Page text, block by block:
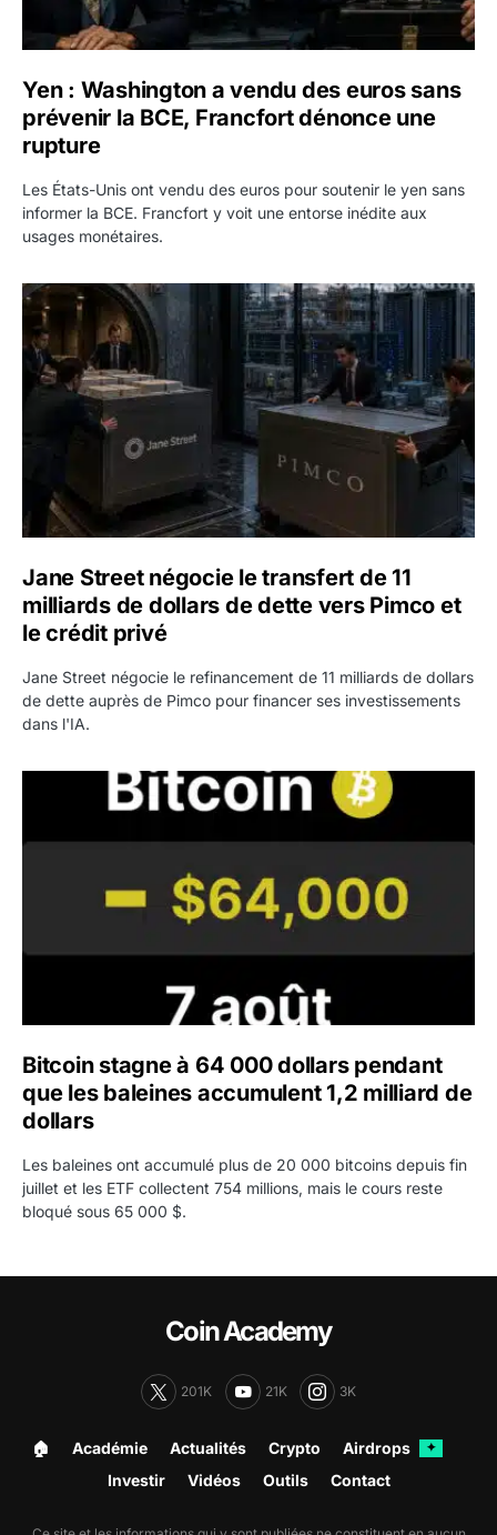
Yen : Washington a vendu des euros sans
prévenir la BCE, Francfort dénonce une
rupture
Les États-Unis ont vendu des euros pour soutenir le yen sans
informer la BCE. Francfort y voit une entorse inédite aux
usages monétaires.
Jane Street négocie le transfert de 11 milliards de
Jane Street négocie le transfert de 11
milliards de dollars de dette vers Pimco et
le crédit privé
Jane Street négocie le refinancement de 11 milliards de dollars
de dette auprès de Pimco pour financer ses investissements
dans l'IA.
Bitcoin stagne à 64 000 dollars pendant que les
Bitcoin stagne à 64 000 dollars pendant
que les baleines accumulent 1,2 milliard de
dollars
Les baleines ont accumulé plus de 20 000 bitcoins depuis fin
juillet et les ETF collectent 754 millions, mais le cours reste
bloqué sous 65 000 $.
Coin Academy
201K 21K 3K
🏠︎ Académie Actualités Crypto Airdrops ✦
Investir Vidéos Outils Contact